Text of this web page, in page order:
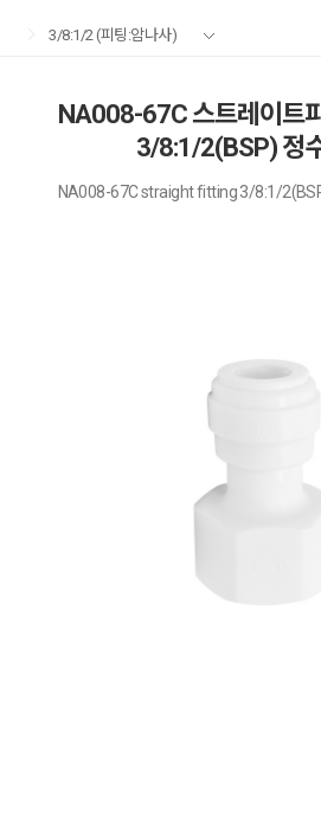
3/8:1/2 (피팅:암나사)
NA008-67C 스트레이트
3/8:1/2(BSP) 정
NA008-67C straight fitting 3/8:1/